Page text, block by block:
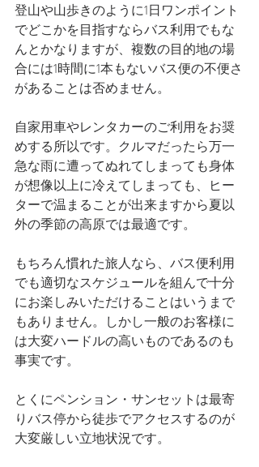
登山や山歩きのように1日ワンポイント
でどこかを目指すならバス利用でもな
んとかなりますが、複数の目的地の場
合には1時間に1本もないバス便の不便さ
があることは否めません。
自家用車やレンタカーのご利用をお奨
めする所以です。クルマだったら万一
急な雨に遭ってぬれてしまっても身体
が想像以上に冷えてしまっても、ヒー
ターで温まることが出来ますから夏以
外の季節の高原では最適です。
もちろん慣れた旅人なら、バス便利用
でも適切なスケジュールを組んで十分
にお楽しみいただけることはいうまで
もありません。しかし一般のお客様に
は大変ハードルの高いものであるのも
事実です。
とくにペンション・サンセットは最寄
りバス停から徒歩でアクセスするのが
大変厳しい立地状況です。